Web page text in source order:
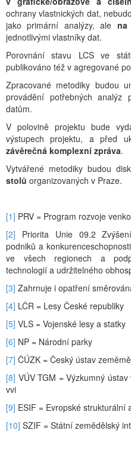
ochrany vlastnických dat,
jako primární analýzy, ale na
jednotlivými vlastníky dat.
Porovnání stavu LCS ve
publikováno též v agregované
Zpracované metodiky budou
provádění potřebných
datům.
V polovině projektu bude
výstupech projektu, a před
závěrečná komplexní zpráva.
Vytvářené metodiky budou
stolů organizovaných v Praze.
[1] PRV = Program rozvoje
[2] Priorita Unie 09.2
podniků a
ve všech regionech a
technologií a udržitelného
[3] Zahrnuje i opatření
[4] LČR = Lesy České republiky
[5] VLS = Vojenské lesy a statky
[6] NP = Národní parky
[7] ČÚZK = Český ústav
[8] VÚV TGM = Výzkumný
vvi
[9] ESIF = Evropské strukturální
[10] SZIF = Státní zemědělský